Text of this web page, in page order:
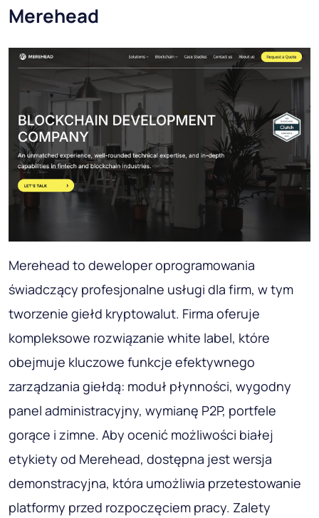
Merehead
Merehead to deweloper oprogramowania
świadczący profesjonalne usługi dla firm, w tym
tworzenie giełd kryptowalut. Firma oferuje
kompleksowe rozwiązanie white label, które
obejmuje kluczowe funkcje efektywnego
zarządzania giełdą: moduł płynności, wygodny
panel administracyjny, wymianę P2P, portfele
gorące i zimne. Aby ocenić możliwości białej
etykiety od Merehead, dostępna jest wersja
demonstracyjna, która umożliwia przetestowanie
platformy przed rozpoczęciem pracy. Zalety